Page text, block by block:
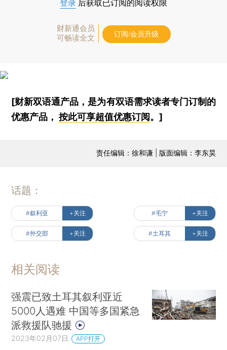
登录 后获取已订阅的阅读权限
财新通会员
可畅读全文
订阅/会员升级
[财新双语通产品，是为有双语需求读者专门订制的
优惠产品，按此可享超值优惠订阅 。]
责任编辑：徐和谦 | 版面编辑：李东昊
话题：
#叙利亚 +关注 #毛宁 +关注
#外交部 +关注 #土耳其 +关注
相关阅读
强震已致土耳其叙利亚近
5000人遇难 中国等多国紧急
派救援队驰援
2023年02月07日 APP打开